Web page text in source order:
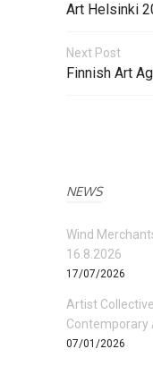
Art Helsinki
Next Post
Finnish Art
NEWS
Wind
16.8.2026
17/07/2026
Artist
Contemporary
07/01/2026